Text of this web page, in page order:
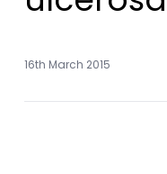
16th March 2015